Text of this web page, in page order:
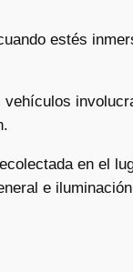
estés
en el
e